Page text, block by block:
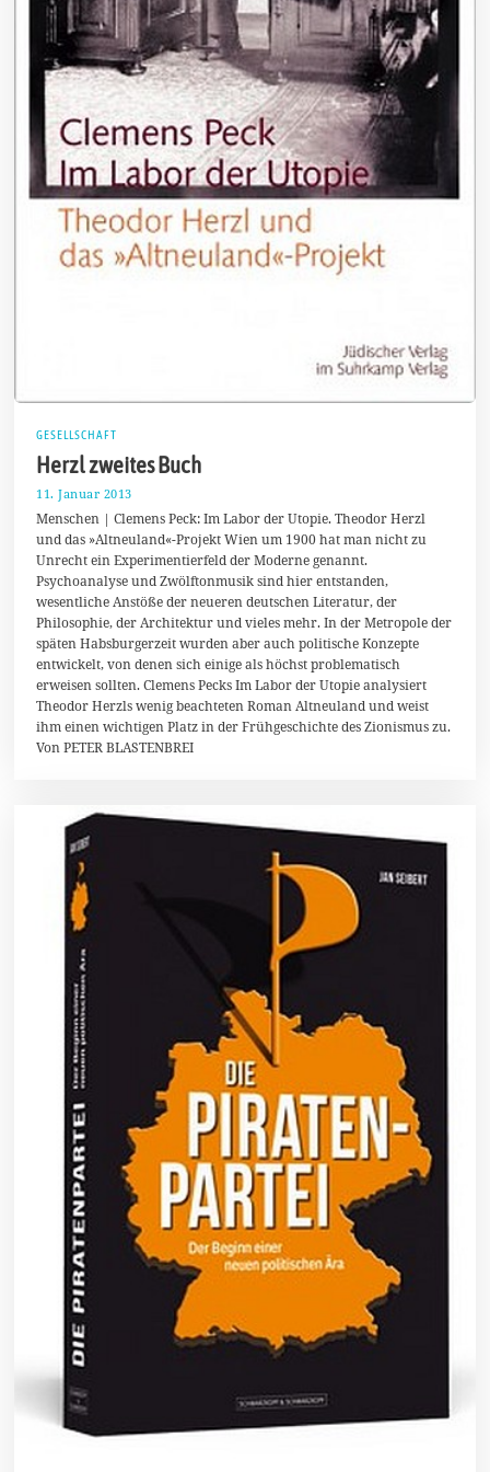
GESELLSCHAFT
Herzl zweites Buch
11. Januar 2013
.
M
ä
r
2
0
1
4
Menschen | Clemens Peck: Im Labor der Utopie. Theodor Herzl
und das »Altneuland«-Projekt Wien um 1900 hat man nicht zu
Unrecht ein Experimentierfeld der Moderne genannt.
Psychoanalyse und Zwölftonmusik sind hier entstanden,
wesentliche Anstöße der neueren deutschen Literatur, der
Philosophie, der Architektur und vieles mehr. In der Metropole der
späten Habsburgerzeit wurden aber auch politische Konzepte
entwickelt, von denen sich einige als höchst problematisch
erweisen sollten. Clemens Pecks Im Labor der Utopie analysiert
Theodor Herzls wenig beachteten Roman Altneuland und weist
ihm einen wichtigen Platz in der Frühgeschichte des Zionismus zu.
Von PETER BLASTENBREI